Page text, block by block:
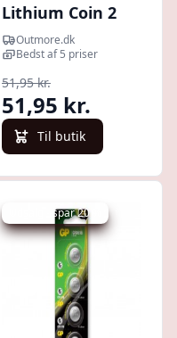
Lithium Coin 2
Pack (b) - Batteri
Outmore.dk
Bedst af 5 priser
51,95 kr.
51,95 kr.
Til butik
Udsalg - spar 20 %